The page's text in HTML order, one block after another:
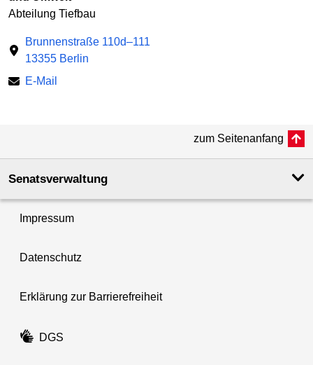
Abteilung Tiefbau
Brunnenstraße 110d–111
13355 Berlin
E-Mail
zum Seitenanfang
Senatsverwaltung
Impressum
Datenschutz
Erklärung zur Barrierefreiheit
DGS